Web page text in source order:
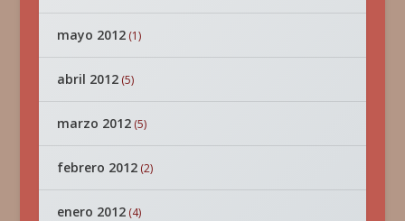
mayo 2012(1)
abril 2012(5)
marzo 2012(5)
febrero 2012(2)
enero 2012(4)